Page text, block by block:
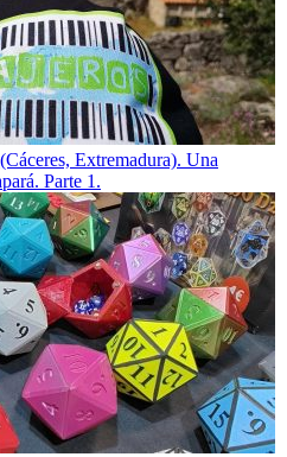
Extremadura). Una
Parte 1.